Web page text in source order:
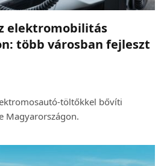
elektromobilitás
több városban fejleszt
töltőkkel bővíti
Magyarországon.